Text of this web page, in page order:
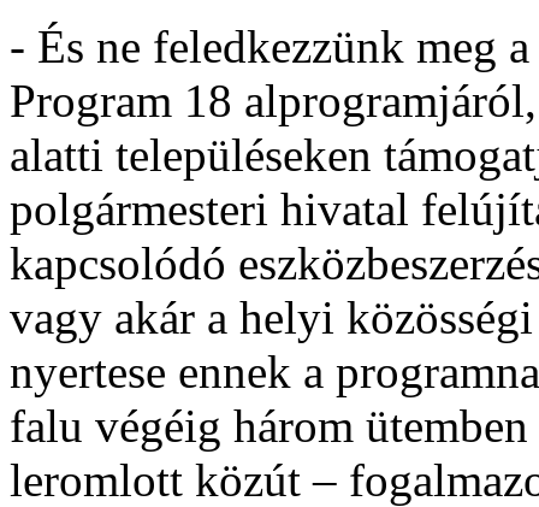
- És ne feledkezzünk meg
Program 18
alatti településeken
polgármesteri hivatal
kapcsolódó
vagy akár a helyi
nyertese ennek a
falu végéig három
leromlott közút –